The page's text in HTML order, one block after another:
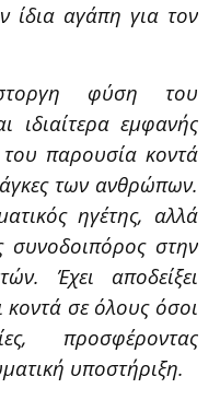
ίδια αγάπη για τον
φύση του
ιδιαίτερα εμφανής
παρουσία κοντά
των ανθρώπων.
ηγέτης, αλλά
συνοδοιπόρος στην
Έχει αποδείξει
κοντά σε όλους όσοι
προσφέροντας
υποστήριξη.